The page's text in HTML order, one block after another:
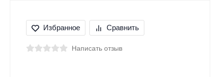
Избранное Сравнить
Написать отзыв